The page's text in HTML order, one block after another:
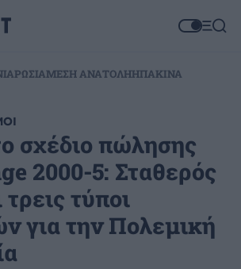
ΡΩΣΙΑΜΕΣΗ ΑΝΑΤΟΛΗΗΠΑΚΙΝΑ
σχέδιο πώλησης
2000-5: Σταθερός
τύποι
για την Πολεμική